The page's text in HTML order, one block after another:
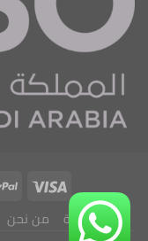
الرئيسية من نحن